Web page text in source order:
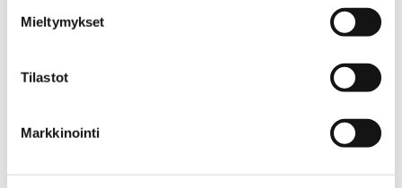
Mieltymykset
Tilastot
Markkinointi
tämä on testisivu - In ac felis quis tortor
vitae orci sed dolor rutrum auctor. Aenean